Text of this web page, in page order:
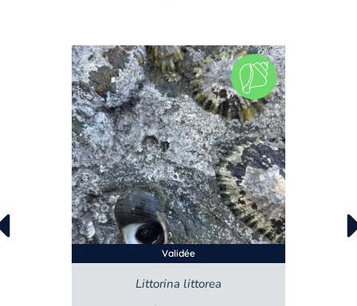
Validée
Steromphala umbilicalis